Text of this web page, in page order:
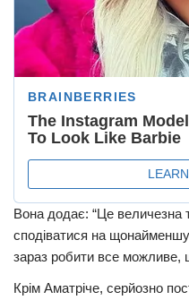
Вона додає: “Це величезна
сподіватися на
зараз робити все можливе,
Крім Аматріче, серйозно